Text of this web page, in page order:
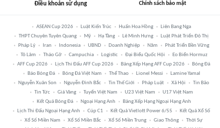
Điều khoản sử dụng Chính sách bảo mật
ASEAN Cup 2026 Luật Kiến Trúc Huấn Hoa Hồng
Liên Bang Nga
THPT Chuyên Tuyên Quang
Mỹ Hạ Tầng Lê Minh Hưng
Luật Phát Triển Đô Thị
Pháp Lý
Iran Indonesia UBND Doanh Nghiệp Năm
Phát Triển Bền Vững
Tô Lâm
Tháo Gỡ Campuchia Logistic Đại Biểu Quốc Hội
Eo Biển Hormuz
AFF Cup 2026
Lịch Thi Đấu AFF Cup 2026 Bảng Xếp Hạng AFF Cup 2026
Bóng Đá
Báo Bóng Đá
Bóng Đá Việt Nam Thể Thao Lionel Messi
Lamine Yamal
Nguyễn Xuân Son
Nguyễn Đình Bắc Tin Thế Giới Pháp Luật Xã Hội
Tin Bão
Tin Tức
Giá Vàng Tuyển Việt Nam U23 Việt Nam
U17 Việt Nam
Kết Quả Bóng Đá
Ngoại Hạng Anh
Bảng Xếp Hạng Ngoại Hạng Anh
Lịch Thi Đấu Ngoại Hạng Anh
Cúp C1 Kết Quả Vietlott Power 6/55
Kết Quả Xổ Số
Xổ Số Miền Nam
Xổ Số Miền Bắc Xổ Số Miền Trung Giao Thông
Thời Sự